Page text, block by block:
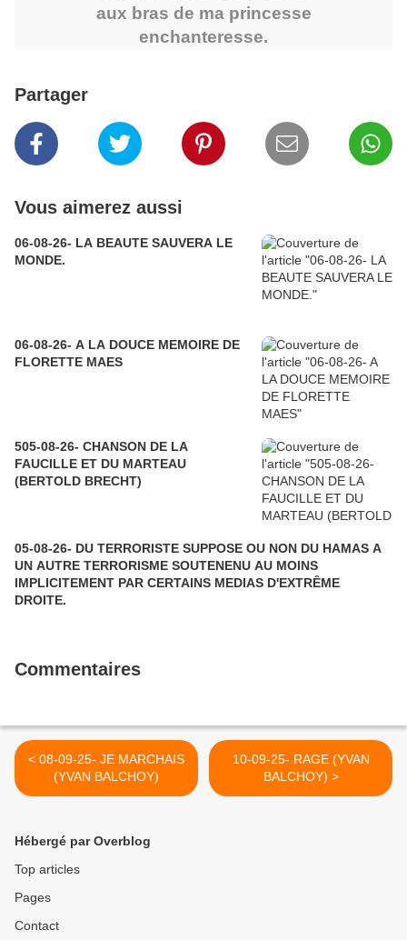
aux bras de ma princesse
enchanteresse.
Partager
Vous aimerez aussi
06-08-26- LA BEAUTE SAUVERA LE
MONDE.
06-08-26- A LA DOUCE MEMOIRE DE
FLORETTE MAES
505-08-26- CHANSON DE LA
FAUCILLE ET DU MARTEAU
(BERTOLD BRECHT)
05-08-26- DU TERRORISTE SUPPOSE OU NON DU HAMAS A
UN AUTRE TERRORISME SOUTENENU AU MOINS
IMPLICITEMENT PAR CERTAINS MEDIAS D'EXTRÊME
DROITE.
Commentaires
< 08-09-25- JE MARCHAIS
(YVAN BALCHOY)
10-09-25- RAGE (YVAN
BALCHOY) >
Hébergé par Overblog
Top articles
Pages
Contact